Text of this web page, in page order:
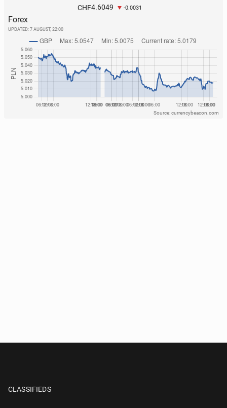
CHF4.6049 -0.0031
Forex
UPDATED: 7 AUGUST, 22:00
Source: currencybeacon.com
CLASSIFIEDS